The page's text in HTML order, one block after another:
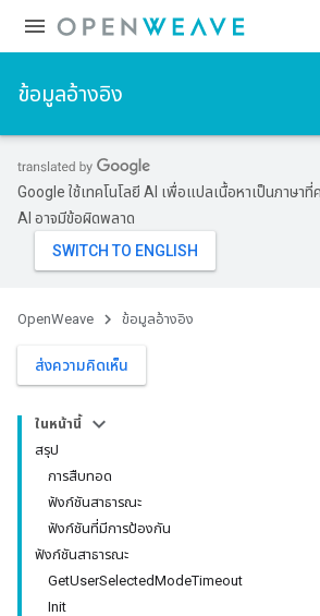
ข้อมูลอ้างอิง
Google ใช้เทคโนโลยี AI เพื่อแปลเนื้อหาเป็นภาษา
AI อาจมีข้อผิดพลาด
OpenWeave ข้อมูลอ้างอิง
ส่งความคิดเห็น
ในหน้านี้
สรุป
การสืบทอด
ฟังก์ชันสาธารณะ
ฟังก์ชันที่มีการป้องกัน
ฟังก์ชันสาธารณะ
GetUserSelectedModeTimeout
Init